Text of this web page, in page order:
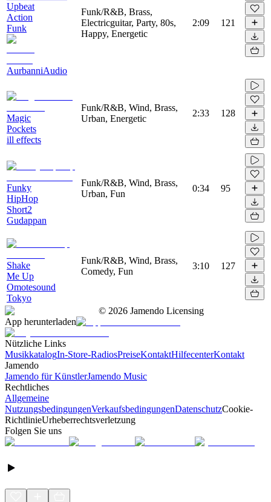
Upbeat
Action
Funk
AurbanniAudio
Funk/R&B, Brass,
Electricguitar, Party, 80s,
Happy, Energetic
2:09 121
Magic
Pockets
ill effects
Funk/R&B, Wind, Brass,
Urban, Energetic
2:33 128
Funky
HipHop
Short2
Gudappan
Funk/R&B, Wind, Brass,
Urban, Fun
0:34 95
Shake
Me Up
Omotesound
Tokyo
Funk/R&B, Wind, Brass,
Comedy, Fun
3:10 127
© 2026 Jamendo Licensing
App herunterladen
Nützliche Links
MusikkatalogIn-Store-RadiosPreiseKontaktHilfecenterKontakt
Jamendo
Jamendo für KünstlerJamendo Music
Rechtliches
Allgemeine
NutzungsbedingungenVerkaufsbedingungenDatenschutzCookie-
RichtlinieUrheberrechtsverletzung
Folgen Sie uns